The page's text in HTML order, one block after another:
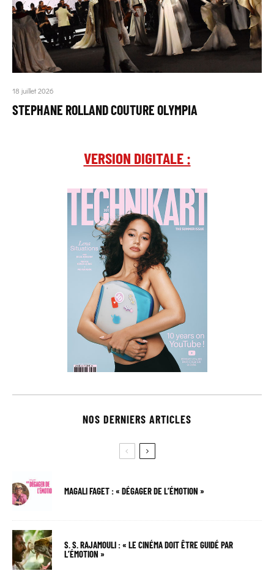
18 juillet 2026
STEPHANE ROLLAND COUTURE OLYMPIA
VERSION DIGITALE :
NOS DERNIERS ARTICLES
MAGALI FAGET : « DÉGAGER DE L’ÉMOTION »
S. S. RAJAMOULI : « LE CINÉMA DOIT ÊTRE GUIDÉ PAR
L’ÉMOTION »